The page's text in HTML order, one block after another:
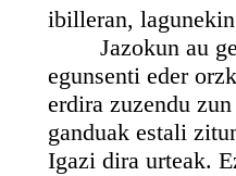
ibilleran,
Jazokun au
egunsenti eder
erdira zuzendu
ganduak estali
Igazi dira urteak.